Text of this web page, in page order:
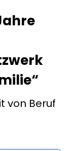
von Beruf